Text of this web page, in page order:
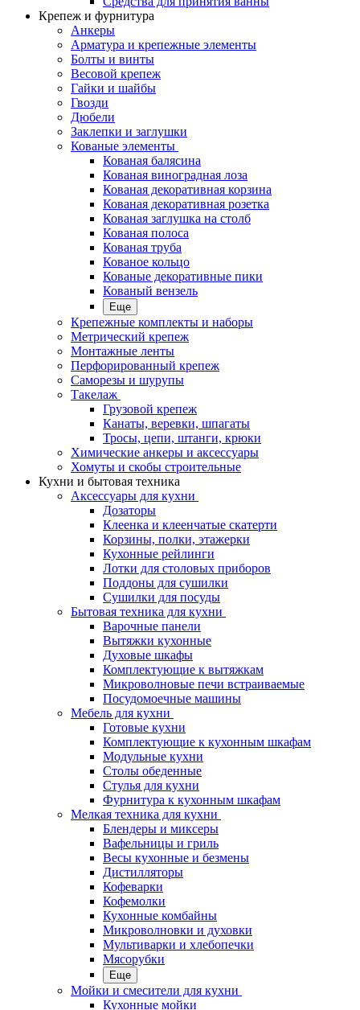
Крепеж и фурнитура
Анкеры
Арматура и крепежные элементы
Болты и винты
Весовой крепеж
Гайки и шайбы
Гвозди
Дюбели
Заклепки и заглушки
Кованые элементы
Кованая балясина
Кованая виноградная лоза
Кованая декоративная корзина
Кованая декоративная розетка
Кованая заглушка на столб
Кованая полоса
Кованая труба
Кованое кольцо
Кованые декоративные пики
Кованый вензель
Еще
Крепежные комплекты и наборы
Метрический крепеж
Монтажные ленты
Перфорированный крепеж
Саморезы и шурупы
Такелаж
Грузовой крепеж
Канаты, веревки, шпагаты
Тросы, цепи, штанги, крюки
Химические анкеры и аксессуары
Хомуты и скобы строительные
Кухни и бытовая техника
Аксессуары для кухни
Дозаторы
Клеенка и клеенчатые скатерти
Корзины, полки, этажерки
Кухонные рейлинги
Лотки для столовых приборов
Поддоны для сушилки
Сушилки для посуды
Бытовая техника для кухни
Варочные панели
Вытяжки кухонные
Духовые шкафы
Комплектующие к вытяжкам
Микроволновые печи встраиваемые
Посудомоечные машины
Мебель для кухни
Готовые кухни
Комплектующие к кухонным шкафам
Модульные кухни
Столы обеденные
Стулья для кухни
Фурнитура к кухонным шкафам
Мелкая техника для кухни
Блендеры и миксеры
Вафельницы и гриль
Весы кухонные и безмены
Дистилляторы
Кофеварки
Кофемолки
Кухонные комбайны
Микроволновки и духовки
Мультиварки и хлебопечки
Мясорубки
Еще
Мойки и смесители для кухни
Кухонные мойки